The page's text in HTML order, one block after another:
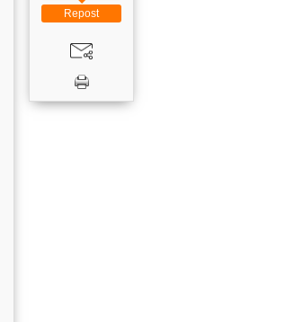
Repost